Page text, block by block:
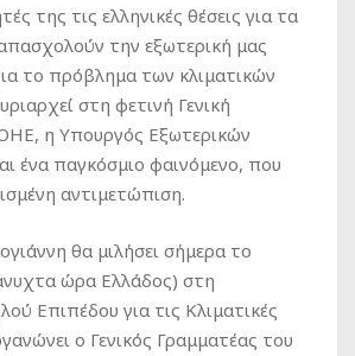
της τις ελληνικές θέσεις για τα
την εξωτερική μας
το πρόβλημα των κλιματικών
στη φετινή Γενική
η Υπουργός Εξωτερικών
ένα παγκόσμιο φαινόμενο, που
αντιμετώπιση.
θα μιλήσει σήμερα το
ώρα Ελλάδος) στη
Επιπέδου για τις Κλιματικές
ο Γενικός Γραμματέας του